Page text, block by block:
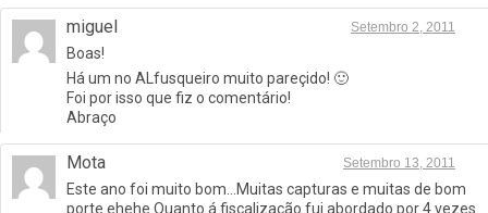
miguel Setembro 2, 2011
Boas!
Há um no ALfusqueiro muito pareçido! 🙂
Foi por isso que fiz o comentário!
Abraço
Mota Setembro 13, 2011
Este ano foi muito bom…Muitas capturas e muitas de bom
porte ehehe Quanto á fiscalização fui abordado por 4 vezes